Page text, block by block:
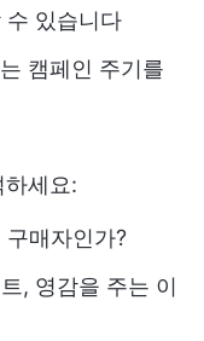
수 있습니다
캠페인 주기를
하세요:
매자인가?
, 영감을 주는 이